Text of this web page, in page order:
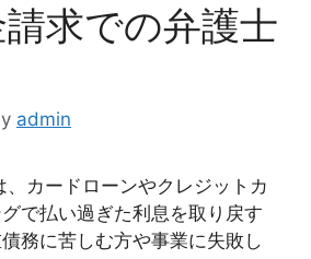
求での弁護士
admin
カードローンやクレジットカ
で払い過ぎた利息を取り戻す
務に苦しむ方や事業に失敗し